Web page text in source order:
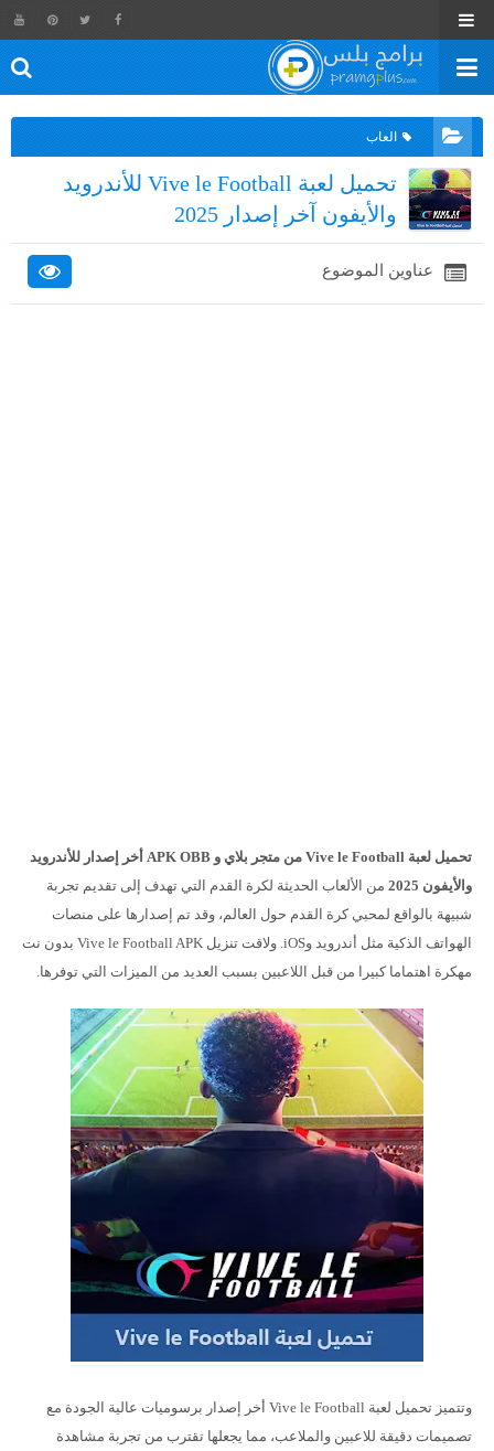
العاب
تحميل لعبة Vive le Football للأندرويد
والأيفون آخر إصدار 2025
عناوين الموضوع
تحميل لعبة Vive le Football من متجر بلاي و APK OBB أخر إصدار للأندرويد
والأيفون 2025
من الألعاب الحديثة لكرة القدم التي تهدف إلى تقديم تجربة
شبيهة بالواقع لمحبي كرة القدم حول العالم، وقد تم إصدارها على منصات
الهواتف الذكية مثل أندرويد وiOS. ولاقت تنزيل Vive le Football APK بدون نت
مهكرة اهتماما كبيرا من قبل اللاعبين بسبب العديد من الميزات التي توفرها.
وتتميز تحميل لعبة Vive le Football أخر إصدار برسوميات عالية الجودة مع
تصميمات دقيقة للاعبين والملاعب، مما يجعلها تقترب من تجربة مشاهدة